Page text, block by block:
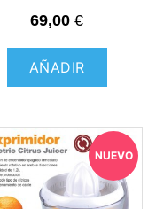
69,00 €
AÑADIR
NUEVO